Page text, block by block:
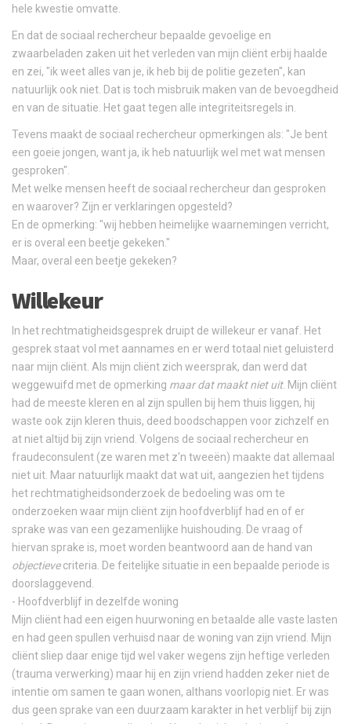
hele kwestie omvatte.
En dat de sociaal rechercheur bepaalde gevoelige en
zwaarbeladen zaken uit het verleden van mijn cliënt erbij haalde
en zei, "ik weet alles van je, ik heb bij de politie gezeten", kan
natuurlijk ook niet. Dat is toch misbruik maken van de bevoegdheid
en van de situatie. Het gaat tegen alle integriteitsregels in.
Tevens maakt de sociaal rechercheur opmerkingen als: "Je bent
een goeie jongen, want ja, ik heb natuurlijk wel met wat mensen
gesproken".
Met welke mensen heeft de sociaal rechercheur dan gesproken
en waarover? Zijn er verklaringen opgesteld?
En de opmerking: "wij hebben heimelijke waarnemingen verricht,
er is overal een beetje gekeken."
Maar, overal een beetje gekeken?
Willekeur
In het rechtmatigheidsgesprek druipt de willekeur er vanaf. Het
gesprek staat vol met aannames en er werd totaal niet geluisterd
naar mijn cliënt. Als mijn cliënt zich weersprak, dan werd dat
weggewuifd met de opmerking maar dat maakt niet uit. Mijn cliënt
had de meeste kleren en al zijn spullen bij hem thuis liggen, hij
waste ook zijn kleren thuis, deed boodschappen voor zichzelf en
at niet altijd bij zijn vriend. Volgens de sociaal rechercheur en
fraudeconsulent (ze waren met z'n tweeën) maakte dat allemaal
niet uit. Maar natuurlijk maakt dat wat uit, aangezien het tijdens
het rechtmatigheidsonderzoek de bedoeling was om te
onderzoeken waar mijn cliënt zijn hoofdverblijf had en of er
sprake was van een gezamenlijke huishouding. De vraag of
hiervan sprake is, moet worden beantwoord aan de hand van
objectievecriteria. De feitelijke situatie in een bepaalde periode is
doorslaggevend.
- Hoofdverblijf in dezelfde woning
Mijn cliënt had een eigen huurwoning en betaalde alle vaste lasten
en had geen spullen verhuisd naar de woning van zijn vriend. Mijn
cliënt sliep daar enige tijd wel vaker wegens zijn heftige verleden
(trauma verwerking) maar hij en zijn vriend hadden zeker niet de
intentie om samen te gaan wonen, althans voorlopig niet. Er was
dus geen sprake van een duurzaam karakter in het verblijf bij zijn